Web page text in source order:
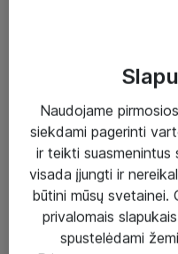
Paslaugos
Sprendimai
Įgyvendinti projektai
Atea ekspertų patarimai
Naudojame
siekdami pagerinti
ir teikti suasmenintus
visada įjungti ir
būtini mūsų svetainei.
privalomais
spustelėdami